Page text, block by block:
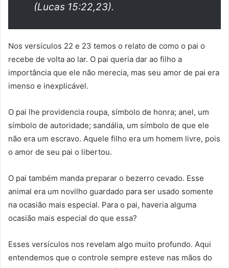
(Lucas 15:22,23).
Nos versículos 22 e 23 temos o relato de como o pai o
recebe de volta ao lar. O pai queria dar ao filho a
importância que ele não merecia, mas seu amor de pai era
imenso e inexplicável.
O pai lhe providencia roupa, símbolo de honra; anel, um
símbolo de autoridade; sandália, um símbolo de que ele
não era um escravo. Aquele filho era um homem livre, pois
o amor de seu pai o libertou.
O pai também manda preparar o bezerro cevado. Esse
animal era um novilho guardado para ser usado somente
na ocasião mais especial. Para o pai, haveria alguma
ocasião mais especial do que essa?
Esses versículos nos revelam algo muito profundo. Aqui
entendemos que o controle sempre esteve nas mãos do